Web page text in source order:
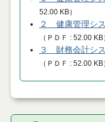
52.00 KB）
２ 健康管理シ
（ ＰＤＦ 52.00 KB
３ 財務会計シ
（ ＰＤＦ 52.00 KB